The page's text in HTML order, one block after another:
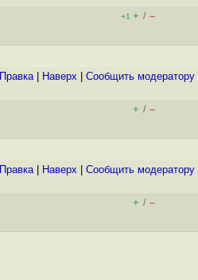
+1 + / –
Правка| Наверх Cообщить модератору
+ / –
Правка| Наверх Cообщить модератору
+ / –